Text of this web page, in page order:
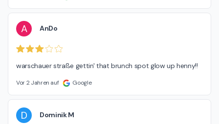
A AnDo
warschauer straße gettin' that brunch spot glow up henny!!
Vor 2 Jahren auf Google
D Dominik M